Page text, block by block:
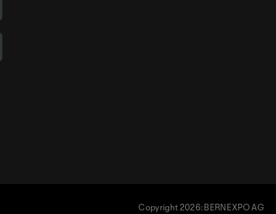
Copyright 2026: BERNEXPO AG